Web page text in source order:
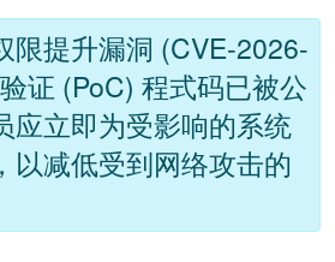
限提升漏洞 (CVE-2026-
证 (PoC) 程式码已被公
应立即为受影响的系统
以减低受到网络攻击的